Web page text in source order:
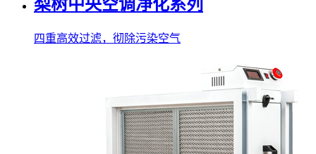
梨树中央空调净化系列
四重高效过滤，彻除污染空气